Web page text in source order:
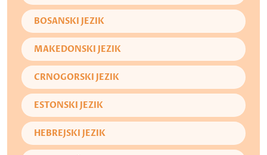
BOSANSKI JEZIK
MAKEDONSKI JEZIK
CRNOGORSKI JEZIK
ESTONSKI JEZIK
HEBREJSKI JEZIK